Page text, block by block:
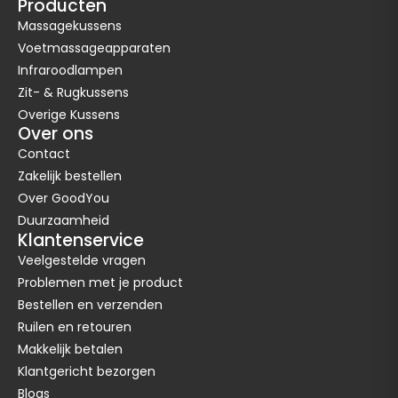
Producten
Massagekussens
Voetmassageapparaten
Infraroodlampen
Zit- & Rugkussens
Overige Kussens
Over ons
Contact
Zakelijk bestellen
Over GoodYou
Duurzaamheid
Klantenservice
Veelgestelde vragen
Problemen met je product
Bestellen en verzenden
Ruilen en retouren
Makkelijk betalen
Klantgericht bezorgen
Blogs